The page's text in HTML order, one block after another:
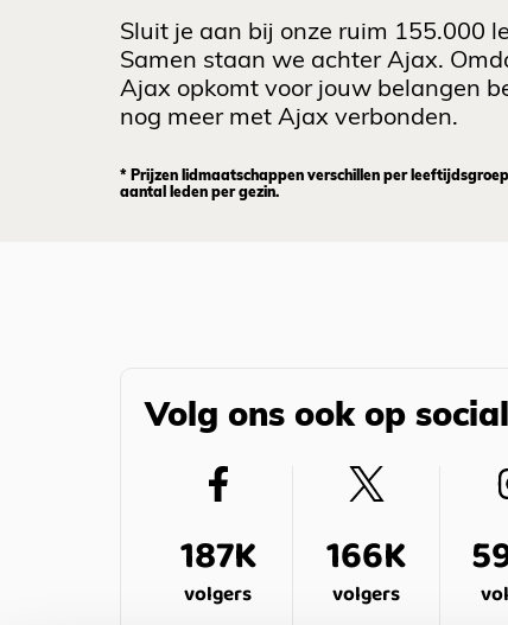
Sluit je aan bij onze ruim 155.000
Samen staan we achter Ajax.
Ajax opkomt voor jouw belangen
nog meer met Ajax verbonden.
* Prijzen lidmaatschappen verschillen per
aantal leden per gezin.
Volg ons ook op social
187K
volgers
166K
volgers